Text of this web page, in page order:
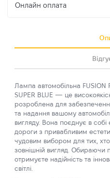
Онлайн оплата
Лампа автомобільна FUSION
SUPER BLUE — це
розроблена для
та надання вашому
вигляду. Вона поєднує в собі
дороги з привабливим
чудовим вибором для тих, хто
зовнішній вигляд. Обираючи
отримуєте надійність та
світлі.